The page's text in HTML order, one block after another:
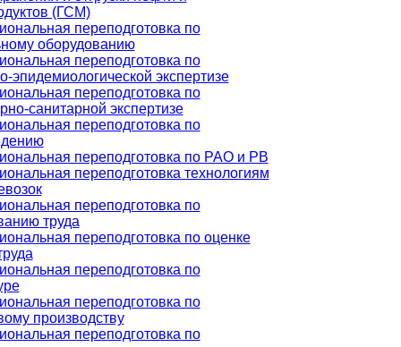
(ГСМ)
переподготовка по
оборудованию
переподготовка по
эпидемиологической экспертизе
переподготовка по
санитарной экспертизе
переподготовка по
переподготовка по РАО и РВ
переподготовка технологиям
переподготовка по
труда
переподготовка по оценке
переподготовка по
переподготовка по
производству
переподготовка по